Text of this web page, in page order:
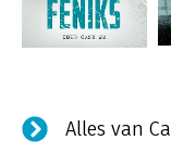
Alles van